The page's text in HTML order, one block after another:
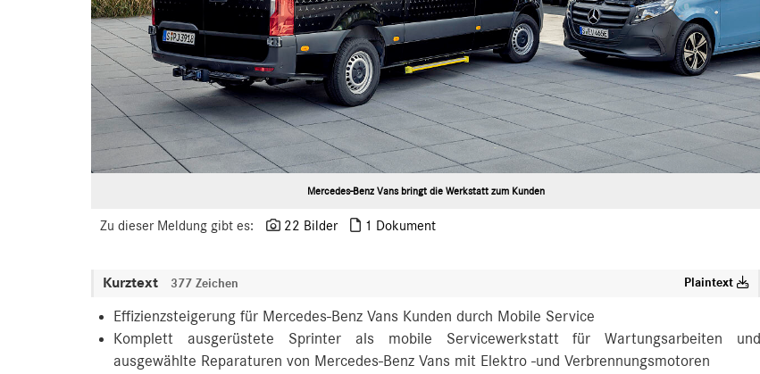
Mercedes-Benz Vans bringt die Werkstatt zum Kunden
Zu dieser Meldung gibt es: 22 Bilder 1 Dokument
Kurztext 377 Zeichen Plaintext
Effizienzsteigerung für Mercedes-Benz Vans Kunden durch Mobile Service
Komplett ausgerüstete Sprinter als mobile Servicewerkstatt für Wartungsarbeiten und
ausgewählte Reparaturen von Mercedes-Benz Vans mit Elektro -und Verbrennungsmotoren